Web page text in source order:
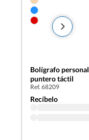
Bolígrafo
puntero táctil
Ref. 68209
Recíbelo